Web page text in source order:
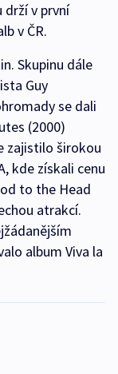
drží v první
v ČR.
Skupinu dále
Guy
se dali
(2000)
zajistilo širokou
kde získali cenu
to the Head
atrakcí.
album Viva la